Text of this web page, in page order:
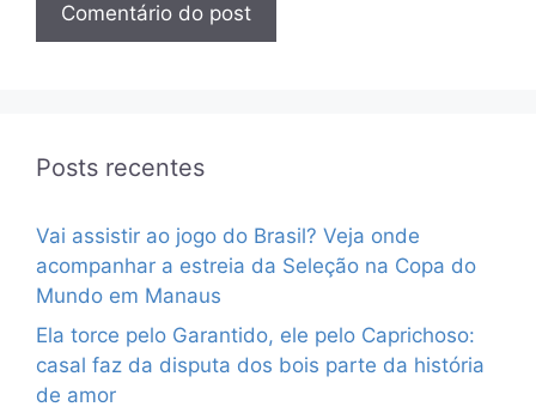
Posts recentes
Vai assistir ao jogo do Brasil? Veja onde
acompanhar a estreia da Seleção na Copa do
Mundo em Manaus
Ela torce pelo Garantido, ele pelo Caprichoso:
casal faz da disputa dos bois parte da história
de amor